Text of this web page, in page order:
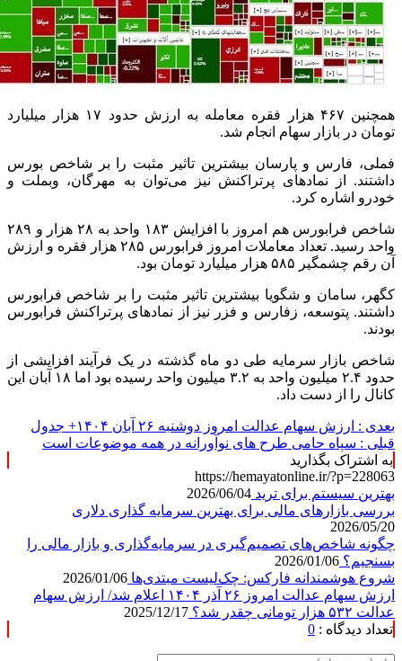
همچنین ۴۶۷ هزار فقره معامله به ارزش حدود ۱۷ هزار میلیارد
تومان در بازار سهام انجام شد.
فملی، فارس و پارسان بیشترین تاثیر مثبت را بر شاخص بورس
داشتند. از نمادهای پرتراکنش نیز می‌توان به مهرگان، وبملت و
خودرو اشاره کرد.
شاخص فرابورس هم امروز با افزایش ۱۸۳ واحد به ۲۸ هزار و ۲۸۹
واحد رسید. تعداد معاملات امروز فرابورس ۲۸۵ هزار فقره و ارزش
آن رقم چشمگیر ۵۸۵ هزار میلیارد تومان بود.
کگهر، سامان و شگویا بیشترین تاثیر مثبت را بر شاخص فرابورس
داشتند. پتوسعه، زفارس و فزر نیز از نمادهای پرتراکنش فرابورس
بودند.
شاخص بازار سرمایه طی دو ماه گذشته در یک فرآیند افزایشی از
حدود ۲.۴ میلیون واحد به ۳.۲ میلیون واحد رسیده بود اما ۱۸ آبان این
کانال را از دست داد.
بعدی : ارزش سهام عدالت امروز دوشنبه ۲۶ آبان ۱۴۰۴+ جدول
قبلی : سپاه حامی طرح های نوآورانه در همه موضوعات است
به اشتراک بگذارید
https://hemayatonline.ir/?p=228063
بهترین سیستم برای ترید 2026/06/04
بررسی بازارهای مالی برای بهترین سرمایه گذاری دلاری
2026/05/20
چگونه شاخص‌های تصمیم‌گیری در سرمایه‌گذاری و بازار مالی را
بسنجیم؟ 2026/01/06
شروع هوشمندانه فارکس: چک‌لیست مبتدی‌ها 2026/01/06
ارزش سهام عدالت امروز ۲۶ آذر ۱۴۰۴ اعلام شد/ ارزش سهام
عدالت ۵۳۲ هزار تومانی چقدر شد؟
2025/12/17
تعداد دیدگاه : 0